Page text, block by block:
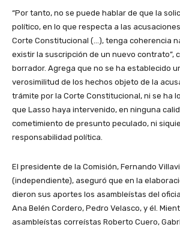
“Por tanto, no se puede hablar de que la
político, en lo que respecta a las
Corte Constitucional (…), tenga coherencia
existir la suscripción de un nuevo contrato”,
borrador. Agrega que no se ha establecido
verosimilitud de los hechos objeto de la
trámite por la Corte Constitucional, ni se ha
que Lasso haya intervenido, en ninguna
cometimiento de presunto peculado, ni
responsabilidad política.
El presidente de la Comisión, Fernando
(independiente), aseguró que en la
dieron sus aportes los asambleístas del
Ana Belén Cordero, Pedro Velasco, y él.
asambleístas correístas Roberto Cuero,